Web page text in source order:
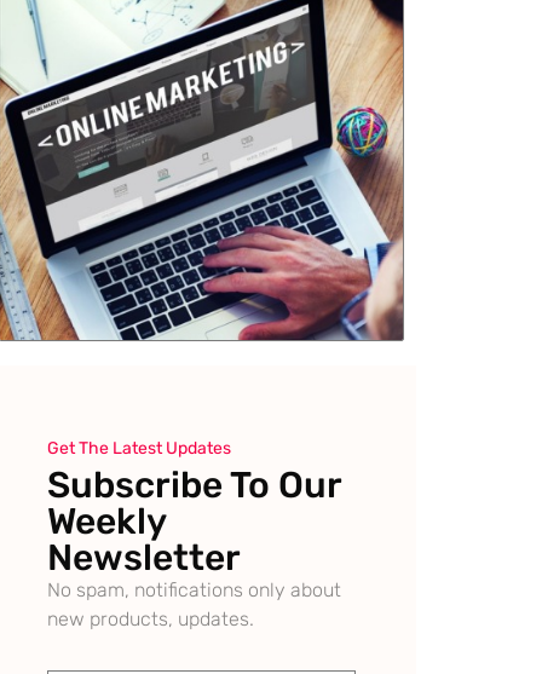
Get The Latest Updates
Subscribe To Our
Weekly
Newsletter
No spam, notifications only about
new products, updates.